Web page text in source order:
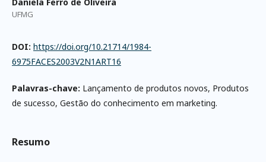
UFMG
DOI: https://doi.org/10.21714/1984-
6975FACES2003V2N1ART16
Palavras-chave: Lançamento de produtos novos, Produtos
de sucesso, Gestão do conhecimento em marketing.
Resumo